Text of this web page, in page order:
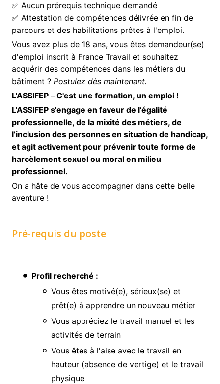
✅ Aucun prérequis technique demandé
✅ Attestation de compétences délivrée en fin de
parcours et des habilitations prêtes à l'emploi.
Vous avez plus de 18 ans, vous êtes demandeur(se)
d'emploi inscrit à France Travail et souhaitez
acquérir des compétences dans les métiers du
bâtiment ? Postulez dès maintenant.
L'ASSIFEP – C'est une formation, un emploi !
L'ASSIFEP s'engage en faveur de l’égalité
professionnelle, de la mixité des métiers, de
l’inclusion des personnes en situation de handicap,
et agit activement pour prévenir toute forme de
harcèlement sexuel ou moral en milieu
professionnel.
On a hâte de vous accompagner dans cette belle
aventure !
Pré-requis du poste
Profil recherché :
Vous êtes motivé(e), sérieux(se) et
prêt(e) à apprendre un nouveau métier
Vous appréciez le travail manuel et les
activités de terrain
Vous êtes à l'aise avec le travail en
hauteur (absence de vertige) et le travail
physique